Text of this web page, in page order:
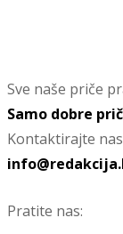
Sve naše priče
Samo dobre
Kontaktirajte
Pratite nas: